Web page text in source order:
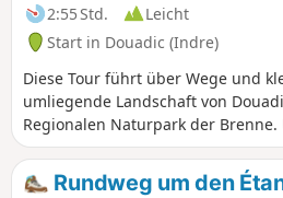
2:55 Std.
Leicht
Start in Douadic (Indre)
Diese Tour führt über Wege und
umliegende Landschaft von
Regionalen Naturpark der
man dabei das Suin-Tal und den
Rundweg um den